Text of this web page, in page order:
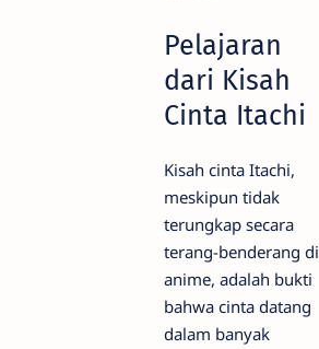
Pelajaran
dari Kisah
Cinta Itachi
Kisah cinta Itachi,
meskipun tidak
terungkap secara
terang-benderang di
anime, adalah bukti
bahwa cinta datang
dalam banyak